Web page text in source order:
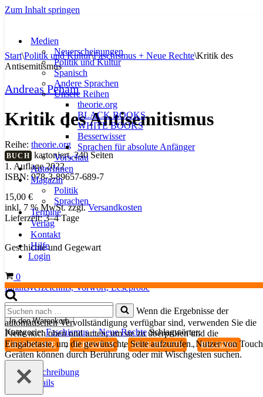
Zum Inhalt springen
Medien
Neuerscheinungen
Politik und Kultur
Spanisch
Andere Sprachen
Unsere Reihen
theorie.org
BLACK BOOKS
WHITE BOOKS
Besserwisser
Sprachen für absolute Anfänger
Vorschau
AutorInnen
Magazin
Politik
Sprachen
Termine
Verlag
Kontakt
Hilfe
Login
Warenkorb
0
Suchen
nach …
Wenn die Ergebnisse der
automatischen Vervollständigung verfügbar sind, verwenden Sie die
Pfeile nach oben und unten, um sie zu überprüfen und die
Eingabetaste, um die gewünschte Seite aufzurufen. Nutzer von
Geräten können durch Berührung oder mit Wischgesten suchen.
Start\Politik und Kultur\Faschismus + Neue Rechte\Kritik des
Antisemitismus
Andreas Peham
Kritik des Antisemitismus
Reihe: theorie.org
BUCH kartoniert, 240 Seiten
1. Auflage 2022
ISBN: 978-3-89657-689-7
15,00 €
inkl. 7 % MwSt. zzgl.Versandkosten
Lieferzeit:3–4 Tage
Geschichte und Gegewart
Inhaltsverzeichnis,Vorwort,Leseprobe
Kritik
des
Antisemitismus
Menge
In den Warenkorb
Kategorie:Faschismus + Neue Rechte Schlagwörter:
GESCHICHTE , JUDENTUM , NEUE RECHTE , RELIGION
Beschreibung
Details